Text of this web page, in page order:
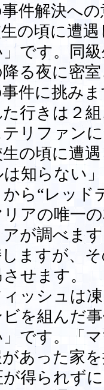
件解決へ
の頃に遭遇
です。同
る夜に密
件に挑み
行きは２
リファン
の頃に遭
は知らない
ら“レッド
アの唯一
が調べま
ますが、
せます。
ッシュは
を組んだ
です。「
あった家
得られず